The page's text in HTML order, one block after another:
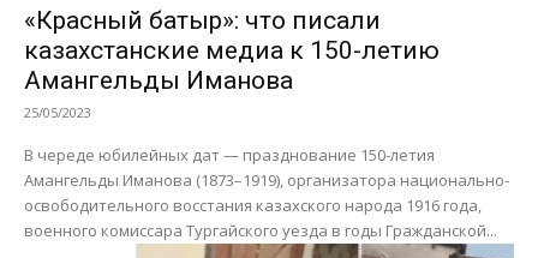
«Красный батыр»: что писали
казахстанские медиа к 150-летию
Амангельды Иманова
25/05/2023
В череде юбилейных дат — празднование 150-летия
Амангельды Иманова (1873–1919), организатора национально-
освободительного восстания казахского народа 1916 года,
военного комиссара Тургайского уезда в годы Гражданской...